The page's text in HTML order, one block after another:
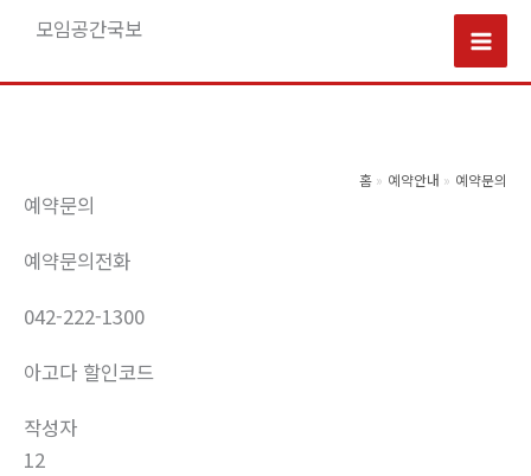
츠
모임공간국보
Main
홈 예약안내 예약문의
예약문의
예약문의전화
042-222-1300
아고다 할인코드
작성자
12